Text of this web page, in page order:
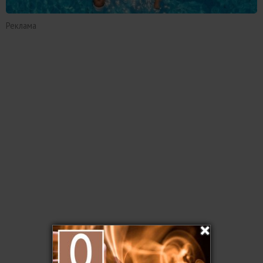
Реклама